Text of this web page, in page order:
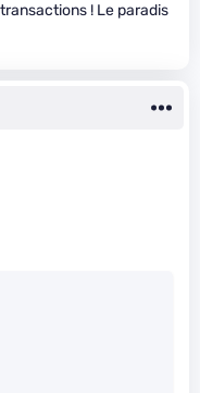
! Le paradis